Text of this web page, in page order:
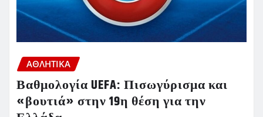
ΑΘΛΗΤΙΚΑ
Βαθμολογία UEFA: Πισωγύρισμα και
«βουτιά» στην 19η θέση για την